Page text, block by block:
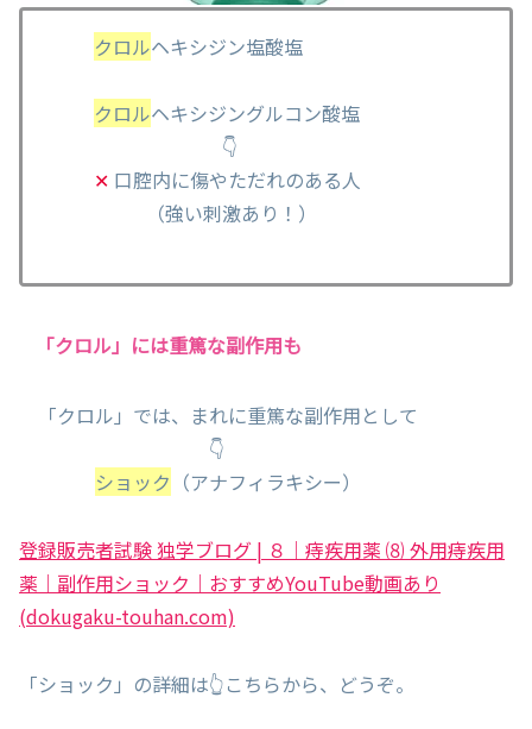
クロルヘキシジン塩酸塩
クロルヘキシジングルコン酸塩
👇
✕ 口腔内に傷やただれのある人
（強い刺激あり！）
「クロル」には重篤な副作用も
「クロル」では、まれに重篤な副作用として
👇
ショック （アナフィラキシー）
登録販売者試験 独学ブログ | ８｜痔疾用薬 ⑻ 外用痔疾用
薬｜副作用ショック｜おすすめYouTube動画あり
(dokugaku-touhan.com)
「ショック」の詳細は👆こちらから、どうぞ。